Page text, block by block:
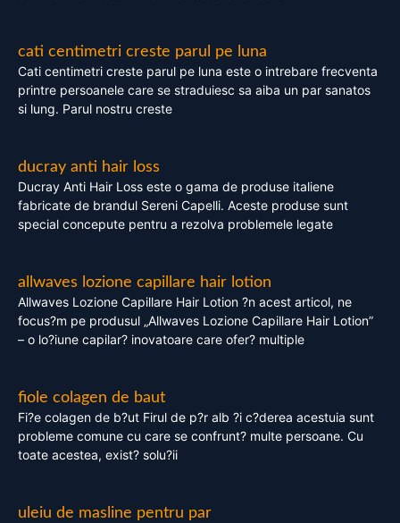
cati centimetri creste parul pe luna
Cati centimetri creste parul pe luna este o intrebare frecventa
printre persoanele care se straduiesc sa aiba un par sanatos
si lung. Parul nostru creste
ducray anti hair loss
Ducray Anti Hair Loss este o gama de produse italiene
fabricate de brandul Sereni Capelli. Aceste produse sunt
special concepute pentru a rezolva problemele legate
allwaves lozione capillare hair lotion
Allwaves Lozione Capillare Hair Lotion ?n acest articol, ne
focus?m pe produsul „Allwaves Lozione Capillare Hair Lotion”
– o lo?iune capilar? inovatoare care ofer? multiple
fiole colagen de baut
Fi?e colagen de b?ut Firul de p?r alb ?i c?derea acestuia sunt
probleme comune cu care se confrunt? multe persoane. Cu
toate acestea, exist? solu?ii
uleiu de masline pentru par